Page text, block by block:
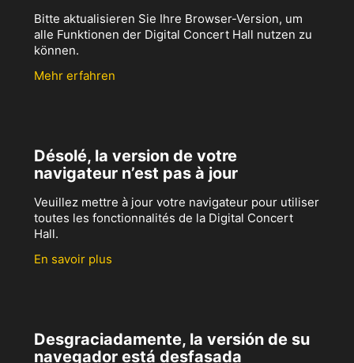
Bitte aktualisieren Sie Ihre Browser-Version, um
alle Funktionen der Digital Concert Hall nutzen zu
können.
Mehr erfahren
Désolé, la version de votre
navigateur n’est pas à jour
Veuillez mettre à jour votre navigateur pour utiliser
toutes les fonctionnalités de la Digital Concert
Hall.
En savoir plus
Desgraciadamente, la versión de su
navegador está desfasada